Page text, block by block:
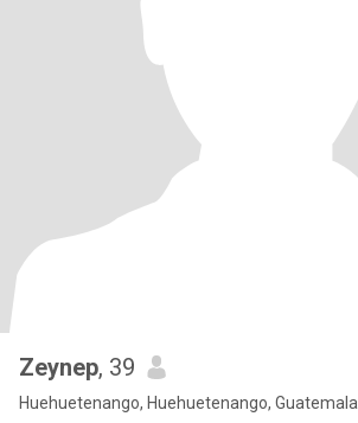
Zeynep, 39
Huehuetenango, Huehuetenango, Guatemala